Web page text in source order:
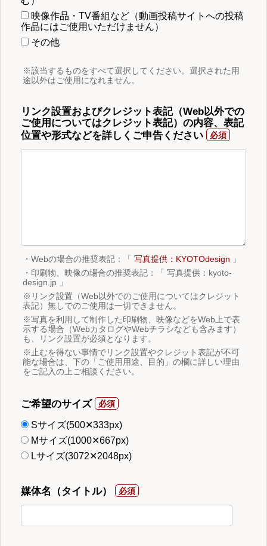
映像作品・TV番組など（動画投稿サイトへの投稿
作品にはご使用いただけません）
その他
※該当するものをすべて選択してください。選択された用
途以外はご使用になれません。
リンク設置およびクレジット表記（Web以外での
ご使用についてはクレジット表記）の内容、表記
位置や形式などを詳しくご申告ください
・Webの場合の推奨表記：「 写真提供：KYOTOdesign 」
・印刷物、映像の場合の推奨表記：「 写真提供：kyoto-
design.jp 」
※リンク設置（Web以外でのご使用についてはクレジット
表記）無しでのご使用は一切できません。
※写真を利用して制作した印刷物、映像などをWeb上で表
示する場合（WebカタログやWebチラシなども含みます）
も、リンク設置が必須となります。
※止むを得ない事情でリンク設置やクレジット表記が不可
能な場合は、下の「ご使用用途、目的」の欄に詳しい理由
をご記入の上ご相談ください。
ご希望のサイズ
Sサイズ(500✕333px)
Mサイズ(1000✕667px)
Lサイズ(3072✕2048px)
媒体名（タイトル）